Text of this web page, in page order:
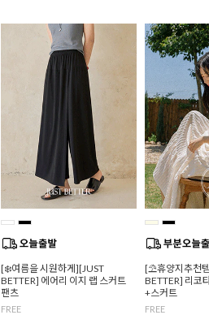
[❄️여름을 시원하게][JUST
BETTER] 에어리 이지 랩 스커트
팬츠
FREE
[⛱️휴양지추천
BETTER] 리코
+스커트
FREE